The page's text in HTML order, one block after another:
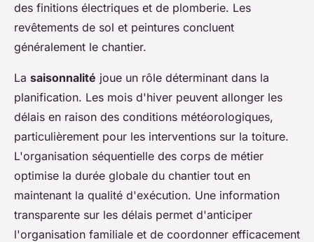
des finitions électriques et de plomberie. Les
revêtements de sol et peintures concluent
généralement le chantier.
La saisonnalité joue un rôle déterminant dans la
planification. Les mois d'hiver peuvent allonger les
délais en raison des conditions météorologiques,
particulièrement pour les interventions sur la toiture.
L'organisation séquentielle des corps de métier
optimise la durée globale du chantier tout en
maintenant la qualité d'exécution. Une information
transparente sur les délais permet d'anticiper
l'organisation familiale et de coordonner efficacement